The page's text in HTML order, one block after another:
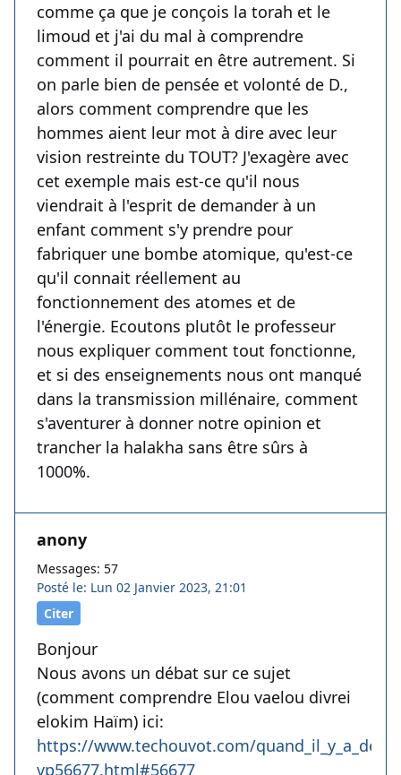
comme ça que je conçois la torah et le
limoud et j'ai du mal à comprendre
comment il pourrait en être autrement. Si
on parle bien de pensée et volonté de D.,
alors comment comprendre que les
hommes aient leur mot à dire avec leur
vision restreinte du TOUT? J'exagère avec
cet exemple mais est-ce qu'il nous
viendrait à l'esprit de demander à un
enfant comment s'y prendre pour
fabriquer une bombe atomique, qu'est-ce
qu'il connait réellement au
fonctionnement des atomes et de
l'énergie. Ecoutons plutôt le professeur
nous expliquer comment tout fonctionne,
et si des enseignements nous ont manqué
dans la transmission millénaire, comment
s'aventurer à donner notre opinion et
trancher la halakha sans être sûrs à
1000%.
anony
Messages: 57
Posté le: Lun 02 Janvier 2023, 21:01
Citer
Bonjour
Nous avons un débat sur ce sujet
(comment comprendre Elou vaelou divrei
elokim Haïm) ici:
https://www.techouvot.com/
vp56677.html#56677